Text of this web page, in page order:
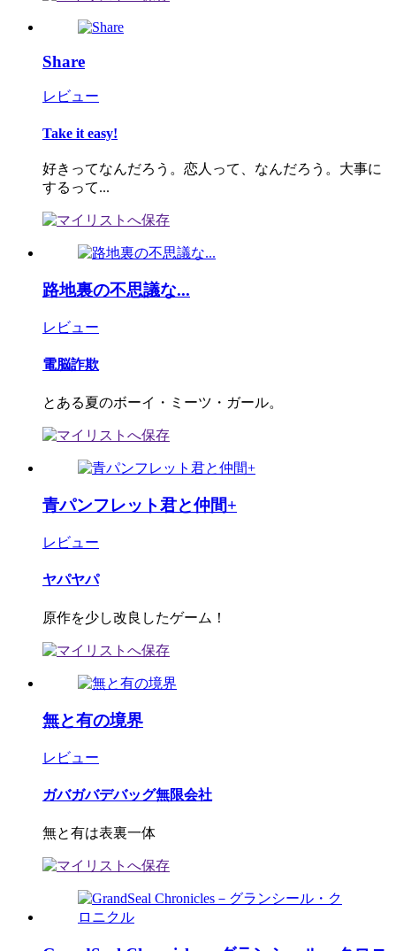
Share
レビュー
Take it easy!
好きってなんだろう。恋人って、なんだろう。大事に
するって...
路地裏の不思議な...
レビュー
電脳詐欺
とある夏のボーイ・ミーツ・ガール。
青パンフレット君と仲間+
レビュー
ヤパヤパ
原作を少し改良したゲーム！
無と有の境界
レビュー
ガバガバデバッグ無限会社
無と有は表裏一体